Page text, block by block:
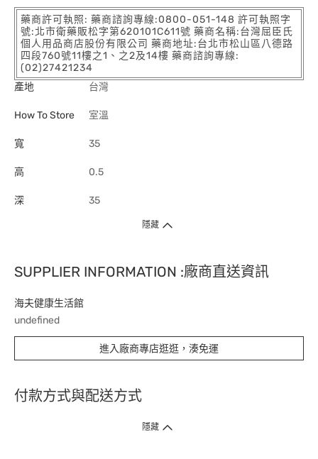
藥商許可執照: 藥商諮詢專線:0800-051-148 許可執照字
號:北市衛藥販松字第620101C611號 藥商名稱:台灣屈臣氏
個人用品商店股份有限公司 藥商地址:台北市松山區八德路
四段760號11樓之1、之2及14樓 藥商諮詢專線:
(02)27421234
產地
台灣
How To Store 室溫
寬 35
高 0.5
深 35
隱藏
SUPPLIER INFORMATION :廠商直送資訊
海夫健康生活館
undefined
進入廠商專店逛逛，湊免運
付款方式與配送方式
隱藏